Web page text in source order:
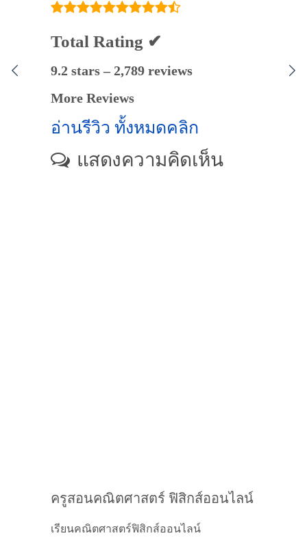
Total Rating ✔
9.2 stars – 2,789 reviews
More Reviews
อ่านรีวิว ทั้งหมดคลิก
แสดงความคิดเห็น
ครูสอนคณิตศาสตร์ ฟิสิกส์ออนไลน์
เรียนคณิตศาสตร์ฟิสิกส์ออนไลน์